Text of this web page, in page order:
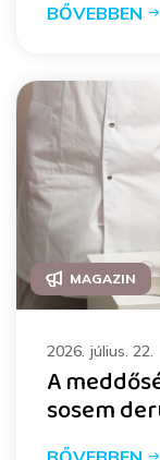
BŐVEBBEN
MAGAZIN
2026. július. 22.
A
sosem